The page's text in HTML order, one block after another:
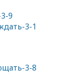
9
3-1
3-8